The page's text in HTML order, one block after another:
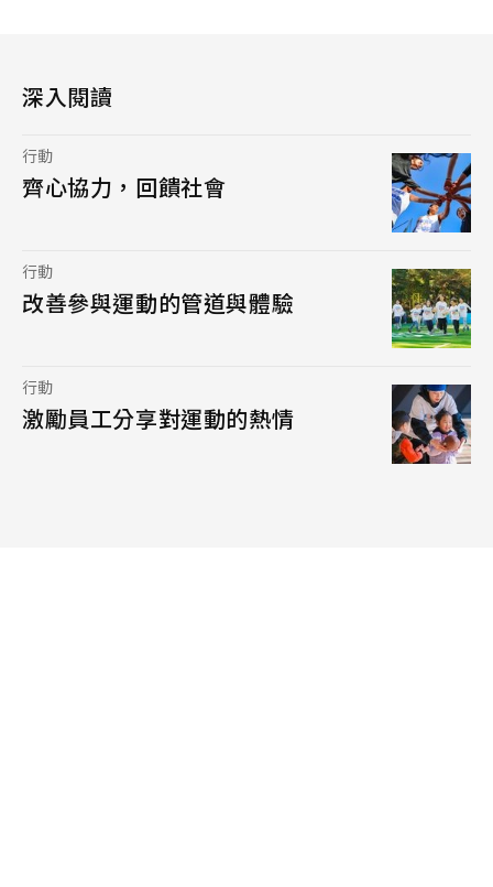
深入閱讀
行動
齊心協力，回饋社會
行動
改善參與運動的管道與體驗
行動
激勵員工分享對運動的熱情